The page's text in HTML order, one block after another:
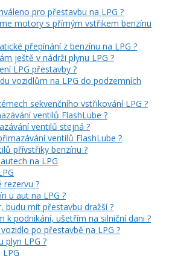
pro přestavbu na LPG ?
motory s přímým vstřikem benzínu
přepínání z benzínu na LPG ?
ještě v nádrži plynu LPG ?
LPG přestavby ?
vozidlům na LPG do podzemních
sekvenčního vstřikování LPG ?
ventilů FlashLube ?
ventilů stejná ?
ventilů FlashLube ?
přívstřiky benzínu ?
na LPG
rezervu ?
u aut na LPG ?
budu mít přestavbu dražší ?
k podnikání, ušetřím na silniční dani ?
po přestavbě na LPG ?
plyn LPG ?